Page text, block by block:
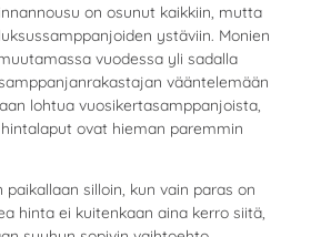
on osunut kaikkiin, mutta
ystäviin. Monien
vuodessa yli sadalla
vääntelemään
lohtua vuosikertasamppanjoista,
ovat hieman paremmin
silloin, kun vain paras on
hinta ei kuitenkaan aina kerro siitä,